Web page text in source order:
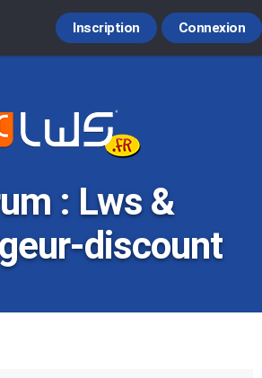
Connexion
Inscription
: Lws &
discount